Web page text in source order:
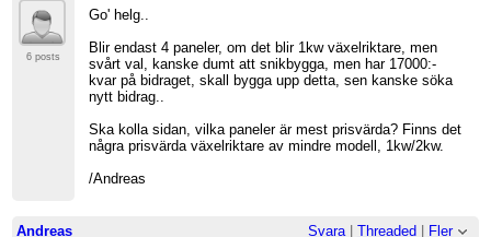
6 posts
Go' helg..
Blir endast 4 paneler, om det blir 1kw växelriktare, men
svårt val, kanske dumt att snikbygga, men har 17000:-
kvar på bidraget, skall bygga upp detta, sen kanske söka
nytt bidrag..
Ska kolla sidan, vilka paneler är mest prisvärda? Finns det
några prisvärda växelriktare av mindre modell, 1kw/2kw.
/Andreas
Andreas Svara| Threaded
Fler